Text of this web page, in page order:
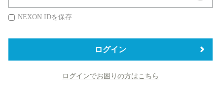
表
替
NEXON IDを保存
ログイン
ログインでお困りの方はこちら